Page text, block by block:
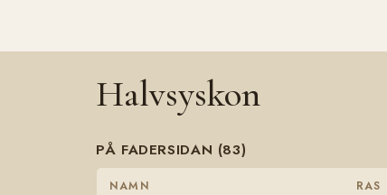
Halvsyskon
PÅ FADERSIDAN (83)
NAMN RAS